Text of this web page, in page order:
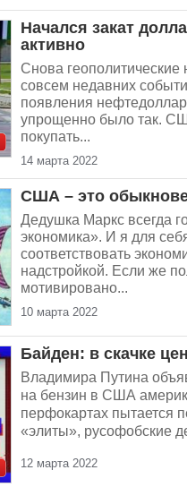
Начался закат
активно
Снова
совсем недавних
появления
упрощенно было так.
покупать...
14 марта 2022
США – это
Дедушка Маркс всегда
экономика». И я для
соответствовать
надстройкой. Если же
мотивировано...
10 марта 2022
Байден: в скачке
Владимира Путина
на бензин в США
перфокартах пытается
«элиты», русофобские
12 марта 2022